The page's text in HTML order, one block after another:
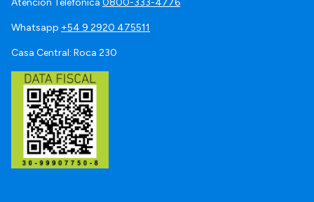
Atención Telefónica 0800-333-4776
Whatsapp +54 9 2920 475511
Casa Central: Roca 230